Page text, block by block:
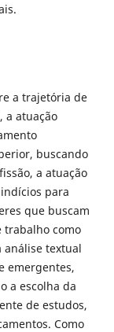
a trajetória de
a atuação
buscando
a atuação
para
que buscam
trabalho como
textual
emergentes,
a escolha da
de estudos,
Como